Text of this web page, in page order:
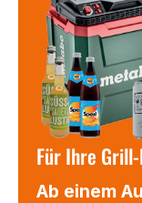
Für Ihre
Ab einem